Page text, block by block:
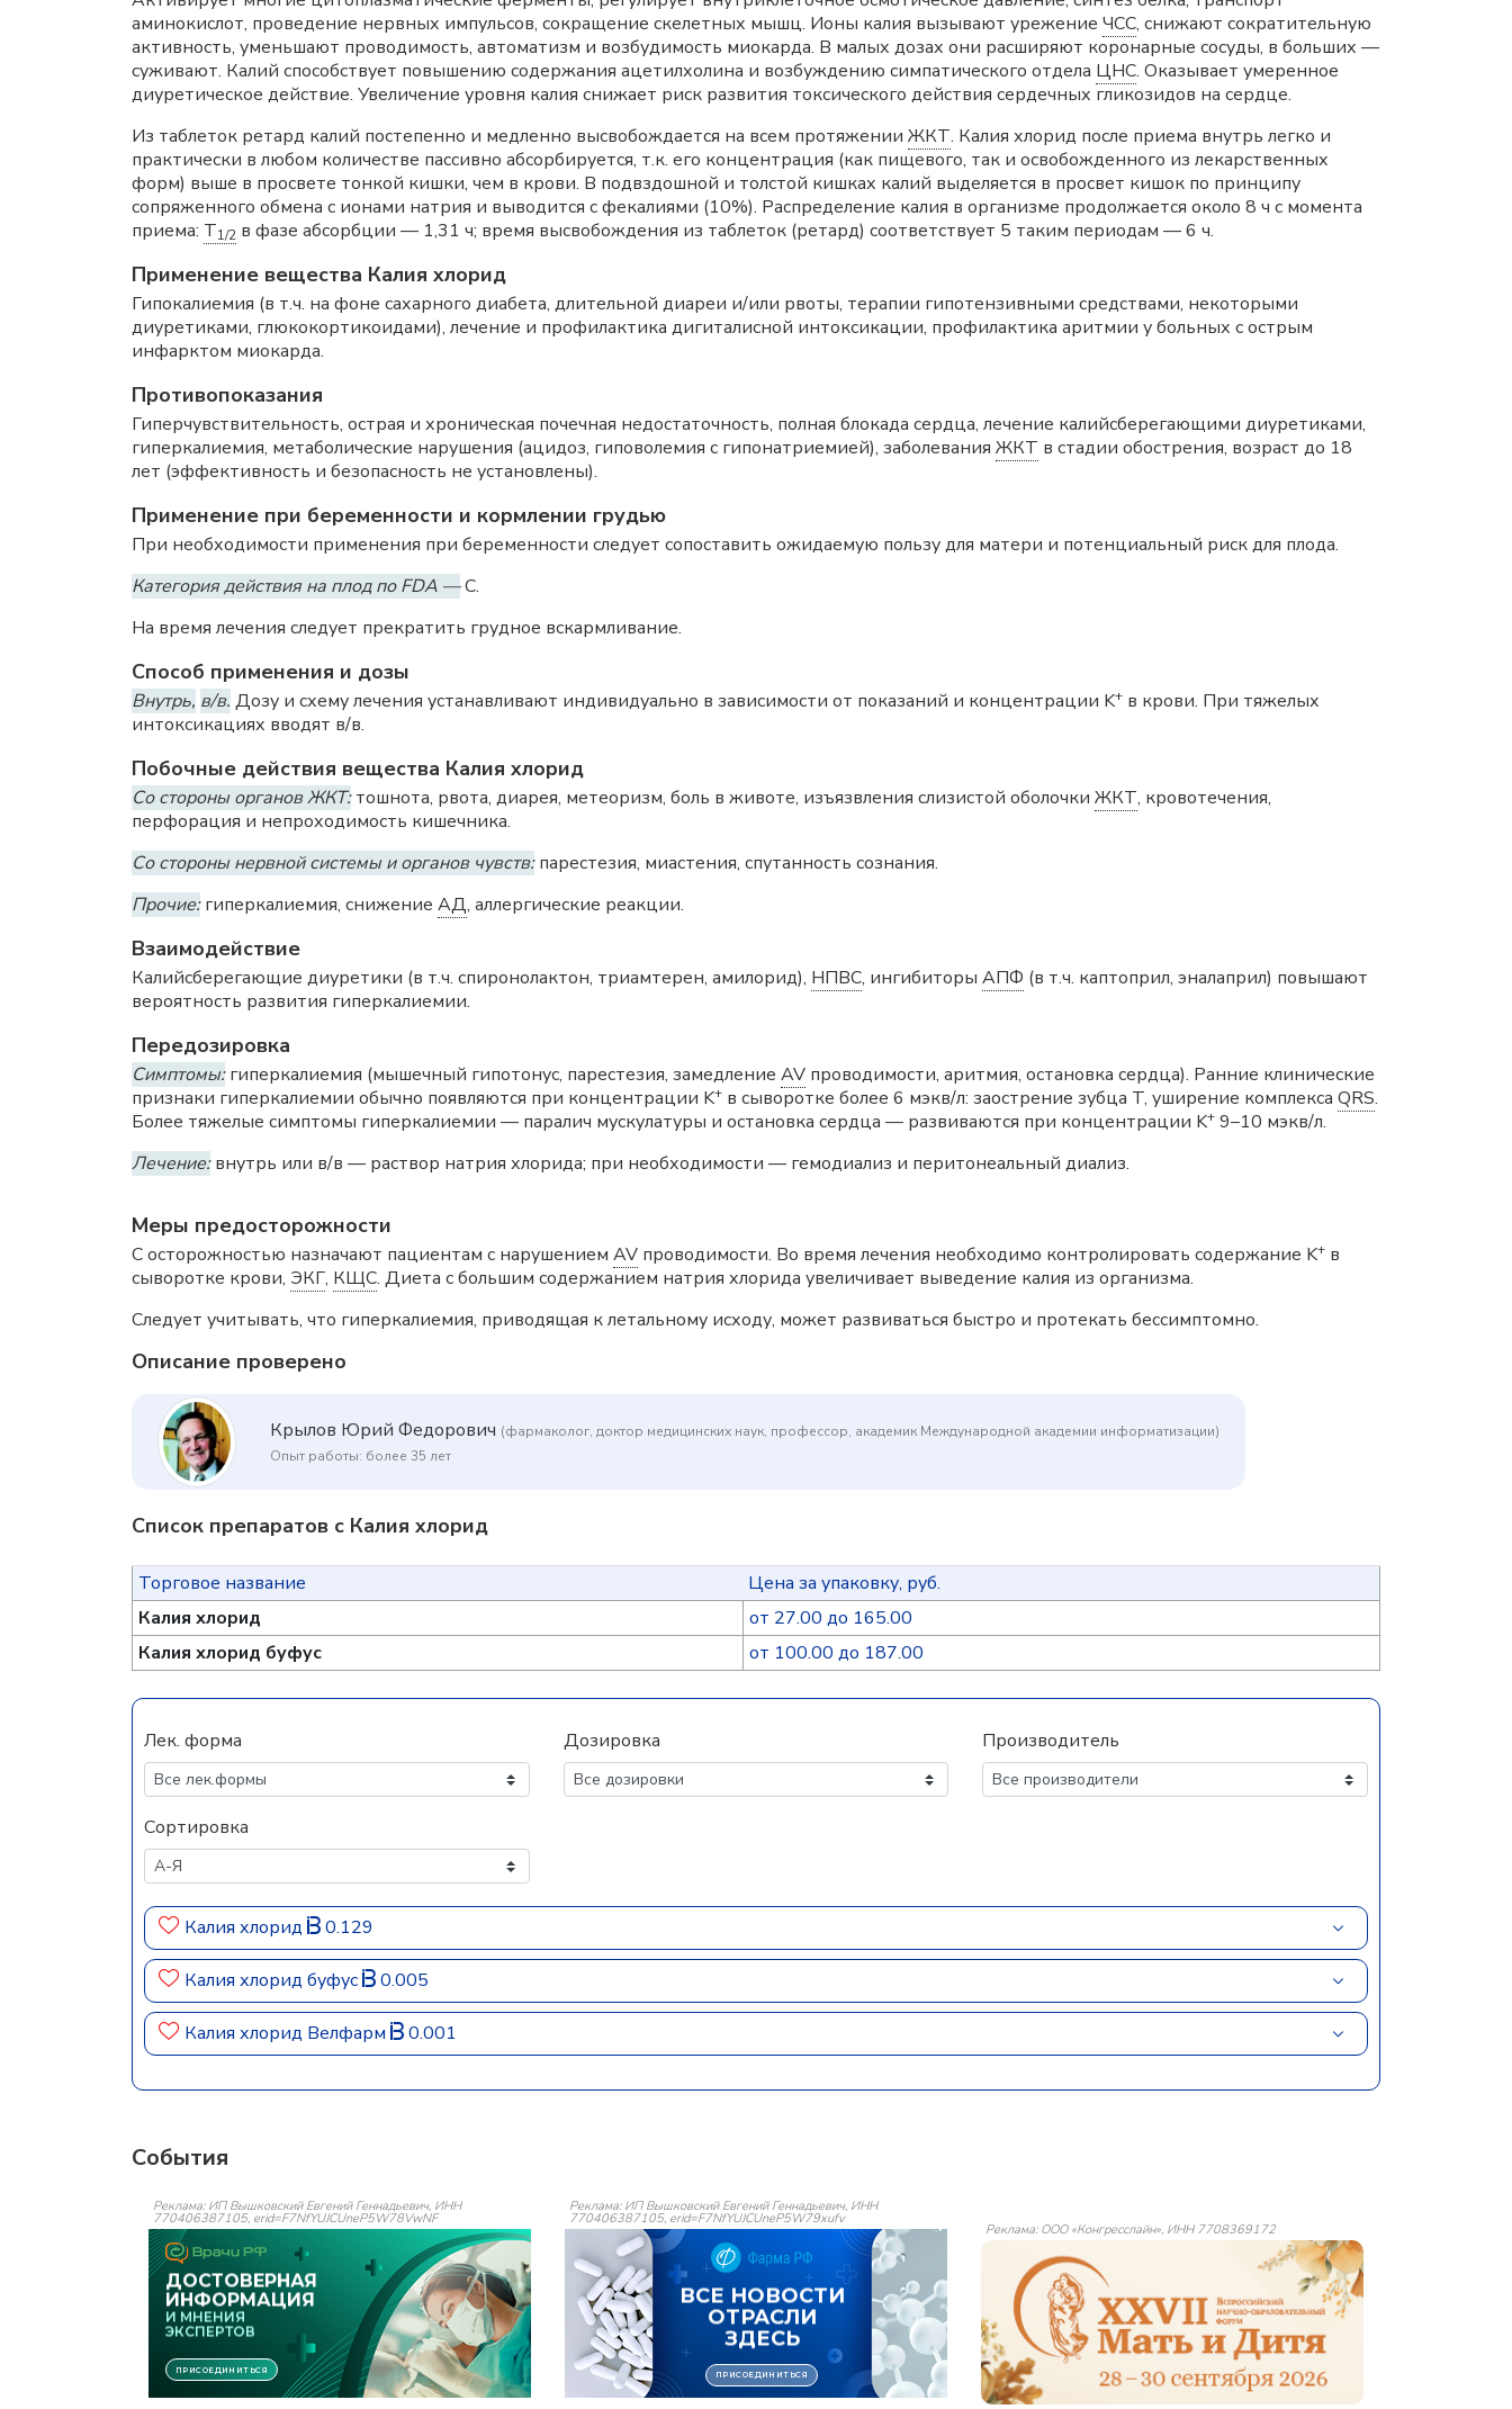
аминокислот, проведение нервных импульсов, сокращение скелетных мышц. Ионы калия вызывают урежение ЧСС, снижают сократительную
активность, уменьшают проводимость, автоматизм и возбудимость миокарда. В малых дозах они расширяют коронарные сосуды, в больших —
суживают. Калий способствует повышению содержания ацетилхолина и возбуждению симпатического отдела ЦНС. Оказывает умеренное
диуретическое действие. Увеличение уровня калия снижает риск развития токсического действия сердечных гликозидов на сердце.
Из таблеток ретард калий постепенно и медленно высвобождается на всем протяжении ЖКТ. Калия хлорид после приема внутрь легко и
практически в любом количестве пассивно абсорбируется, т.к. его концентрация (как пищевого, так и освобожденного из лекарственных
форм) выше в просвете тонкой кишки, чем в крови. В подвздошной и толстой кишках калий выделяется в просвет кишок по принципу
сопряженного обмена с ионами натрия и выводится с фекалиями (10%). Распределение калия в организме продолжается около 8 ч с момента
приема: T1/2 в фазе абсорбции — 1,31 ч; время высвобождения из таблеток (ретард) соответствует 5 таким периодам — 6 ч.
Применение вещества Калия хлорид
Гипокалиемия (в т.ч. на фоне сахарного диабета, длительной диареи и/или рвоты, терапии гипотензивными средствами, некоторыми
диуретиками, глюкокортикоидами), лечение и профилактика дигиталисной интоксикации, профилактика аритмии у больных с острым
инфарктом миокарда.
Противопоказания
Гиперчувствительность, острая и хроническая почечная недостаточность, полная блокада сердца, лечение калийсберегающими диуретиками,
гиперкалиемия, метаболические нарушения (ацидоз, гиповолемия с гипонатриемией), заболевания ЖКТ в стадии обострения, возраст до 18
лет (эффективность и безопасность не установлены).
Применение при беременности и кормлении грудью
При необходимости применения при беременности следует сопоставить ожидаемую пользу для матери и потенциальный риск для плода.
Категория действия на плод по FDA —C.
На время лечения следует прекратить грудное вскармливание.
Способ применения и дозы
Внутрь, в/в. Дозу и схему лечения устанавливают индивидуально в зависимости от показаний и концентрации K+ в крови. При тяжелых
интоксикациях вводят в/в.
Побочные действия вещества Калия хлорид
Со стороны органов ЖКТ:тошнота, рвота, диарея, метеоризм, боль в животе, изъязвления слизистой оболочки ЖКТ, кровотечения,
перфорация и непроходимость кишечника.
Со стороны нервной системы и органов чувств:парестезия, миастения, спутанность сознания.
Прочие:гиперкалиемия, снижение АД, аллергические реакции.
Взаимодействие
Калийсберегающие диуретики (в т.ч. спиронолактон, триамтерен, амилорид), НПВС, ингибиторы АПФ (в т.ч. каптоприл, эналаприл) повышают
вероятность развития гиперкалиемии.
Передозировка
Симптомы:гиперкалиемия (мышечный гипотонус, парестезия, замедление AV проводимости, аритмия, остановка сердца). Ранние клинические
признаки гиперкалиемии обычно появляются при концентрации K+ в сыворотке более 6 мэкв/л: заострение зубца T, уширение комплекса QRS.
Более тяжелые симптомы гиперкалиемии — паралич мускулатуры и остановка сердца — развиваются при концентрации K+ 9–10 мэкв/л.
Лечение:внутрь или в/в — раствор натрия хлорида; при необходимости — гемодиализ и перитонеальный диализ.
Меры предосторожности
С осторожностью назначают пациентам с нарушением AV проводимости. Во время лечения необходимо контролировать содержание K+ в
сыворотке крови, ЭКГ, КЩС. Диета с большим содержанием натрия хлорида увеличивает выведение калия из организма.
Следует учитывать, что гиперкалиемия, приводящая к летальному исходу, может развиваться быстро и протекать бессимптомно.
Описание проверено
Крылов Юрий Федорович (фармаколог, доктор медицинских наук, профессор, академик Международной академии информатизации)
Опыт работы: более 35 лет
Список препаратов с Калия хлорид
Торговое название
Цена за упаковку, руб.
Калия хлорид
от 27.00 до 165.00
Калия хлорид буфус
от 100.00 до 187.00
Лек. форма Дозировка Производитель
Сортировка
Калия хлорид 0.129
Калия хлорид буфус 0.005
Калия хлорид Велфарм 0.001
События
Реклама: ИП Вышковский Евгений Геннадьевич, ИНН
770406387105, erid=F7NfYUJCUneP5W78VwNF
Реклама: ИП Вышковский Евгений Геннадьевич, ИНН
770406387105, erid=F7NfYUJCUneP5W79xufv
Реклама: ООО «Конгресслайн», ИНН 7708369172